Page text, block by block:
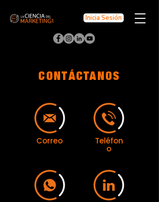
Inicia Sesión
CONTÁCTANOS
Correo Teléfon
o